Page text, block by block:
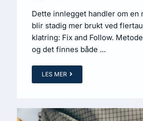
Dette innlegget handler om en
blir stadig mer brukt ved
klatring: Fix and Follow.
og det finnes både ...
LES MER